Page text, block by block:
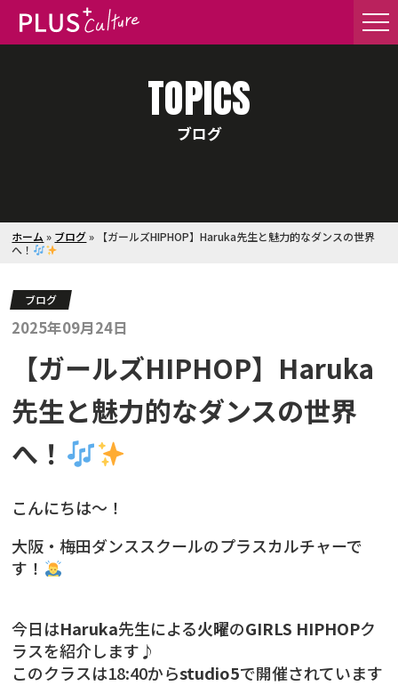
TOPICS
ブログ
ホーム » ブログ»
【ガールズHIPHOP】Haruka先生と魅力的なダンスの世界
へ！
ブログ
2025年09月24日
【ガールズHIPHOP】Haruka
先生と魅力的なダンスの世界
へ！
こんにちは〜！
大阪・梅田ダンススクールのプラスカルチャーで
す！
今日はHaruka先生による火曜のGIRLS HIPHOPク
ラスを紹介します♪
このクラスは18:40からstudio5で開催されています